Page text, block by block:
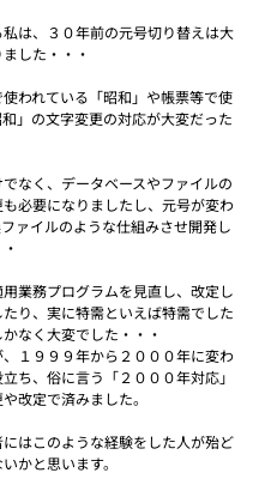
私は、３０年前の元号切り替えは大
した・・・
われている「昭和」や帳票等で使
」の文字変更の対応が大変だった
なく、データベースやファイルの
必要になりましたし、元号が変わ
ァイルのような仕組みさせ開発し
業務プログラムを見直し、改定し
り、実に特需といえば特需でした
なく大変でした・・・
１９９９年から２０００年に変わ
ち、俗に言う「２０００年対応」
改定で済みました。
はこのような経験をした人が殆ど
かと思います。